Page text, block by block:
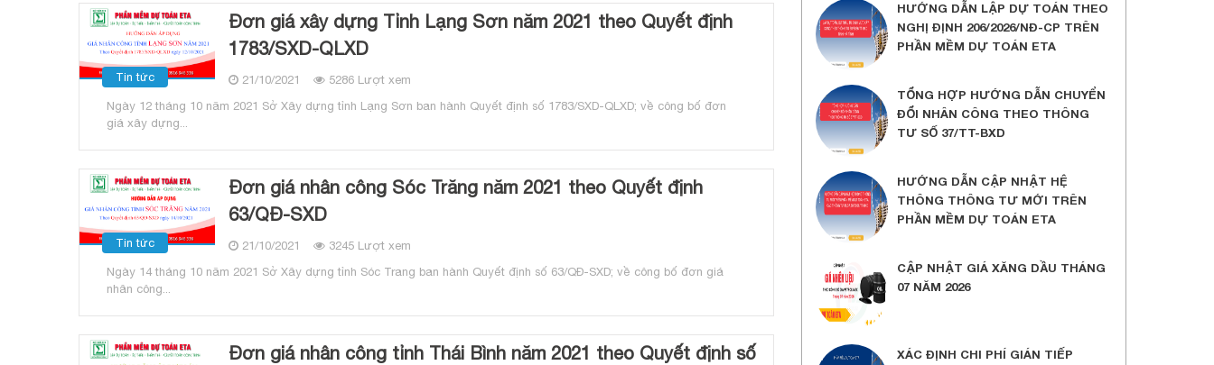
Tin tức
Đơn giá xây dựng Tỉnh Lạng Sơn năm 2021 theo Quyết định
1783/SXD-QLXD
21/10/2021
5286 Lượt xem
Ngày 12 tháng 10 năm 2021 Sở Xây dựng tỉnh Lạng Sơn ban hành Quyết định số 1783/SXD-QLXD; về công bố đơn
giá xây dựng...
Tin tức
Đơn giá nhân công Sóc Trăng năm 2021 theo Quyết định
63/QĐ-SXD
21/10/2021
3245 Lượt xem
Ngày 14 tháng 10 năm 2021 Sở Xây dựng tỉnh Sóc Trang ban hành Quyết định số 63/QĐ-SXD; về công bố đơn giá
nhân công...
Đơn giá nhân công tỉnh Thái Bình năm 2021 theo Quyết định số
HƯỚNG DẪN LẬP DỰ TOÁN THEO
NGHỊ ĐỊNH 206/2026/NĐ-CP TRÊN
PHẦN MỀM DỰ TOÁN ETA
TỔNG HỢP HƯỚNG DẪN CHUYỂN
ĐỔI NHÂN CÔNG THEO THÔNG
TƯ SỐ 37/TT-BXD
HƯỚNG DẪN CẬP NHẬT HỆ
THÔNG THÔNG TƯ MỚI TRÊN
PHẦN MỀM DỰ TOÁN ETA
CẬP NHẬT GIÁ XĂNG DẦU THÁNG
07 NĂM 2026
XÁC ĐỊNH CHI PHÍ GIÁN TIẾP